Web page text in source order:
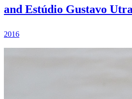
and Estúdio Gustavo
2016